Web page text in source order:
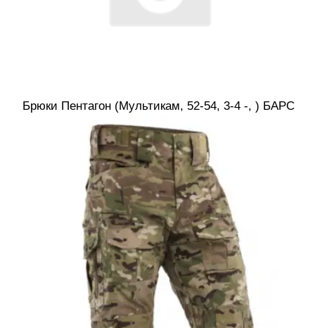
Брюки Пентагон (Мультикам, 52-54, 3-4 -, ) БАРС